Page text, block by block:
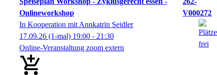
Onlineworkshop
V000272
In Kooperation mit Annkatrin Seidler
17.09.26 (1-mal) 19:00 - 21:30
Online-Veranstaltung zoom extern